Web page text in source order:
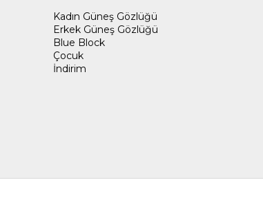
Kadın Güneş Gözlüğü
Erkek Güneş Gözlüğü
Blue Block
Çocuk
İndirim